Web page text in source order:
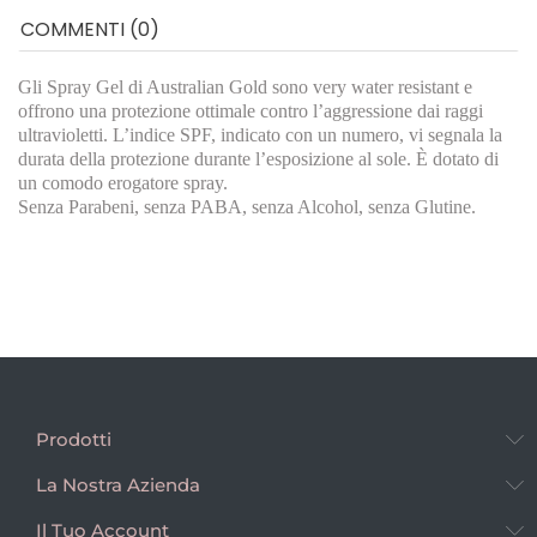
COMMENTI (0)
Gli Spray Gel di Australian Gold sono very water resistant e
offrono una protezione ottimale contro l’aggressione dai raggi
ultravioletti. L’indice SPF, indicato con un numero, vi segnala la
durata della protezione durante l’esposizione al sole. È dotato di
un comodo erogatore spray.
Senza Parabeni, senza PABA, senza Alcohol, senza Glutine.
Prodotti
La Nostra Azienda
Il Tuo Account